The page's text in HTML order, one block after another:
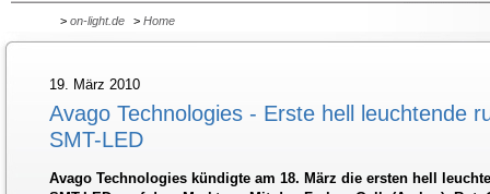
> on-light.de > Home
19. März 2010
Avago Technologies - Erste hell leuchtende
SMT-LED
Avago Technologies kündigte am 18. März die ersten hell